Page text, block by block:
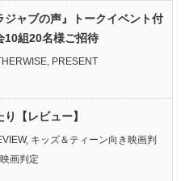
ジャブの声』トークイベント付
10組20名様ご招待
, PRESENT
り【レビュー】
, キッズ＆ティーン向き映画判
画判定